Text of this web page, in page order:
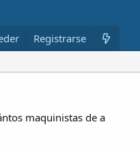
Miembros
Registrarse
maquinistas de alta